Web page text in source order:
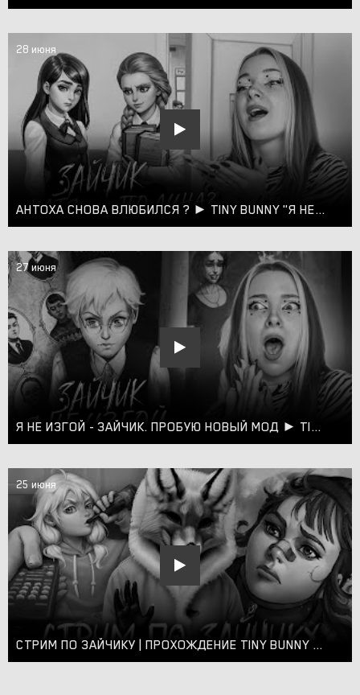
28 июня
АНТОХА СНОВА ВЛЮБИЛСЯ ? ► TINY BUNNY "Я НЕ ИЗГОЙ" #2
27 июня
Я НЕ ИЗГОЙ - ЗАЙЧИК. ПРОБУЮ НОВЫЙ МОД ► TINY BUNNY #1
25 июня
СТРИМ ПО ЗАЙЧИКУ | ПРОХОЖДЕНИЕ TINY BUNNY В ПРЯМОМ ЭФИРЕ #6